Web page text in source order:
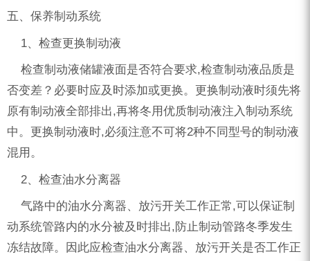
五、保养制动系统
1、检查更换制动液
检查制动液储罐液面是否符合要求,检查制动液品质是
否变差？必要时应及时添加或更换。更换制动液时须先将
原有制动液全部排出,再将冬用优质制动液注入制动系统
中。更换制动液时,必须注意不可将2种不同型号的制动液
混用。
2、检查油水分离器
气路中的油水分离器、放污开关工作正常,可以保证制
动系统管路内的水分被及时排出,防止制动管路冬季发生
冻结故障。因此应检查油水分离器、放污开关是否工作正